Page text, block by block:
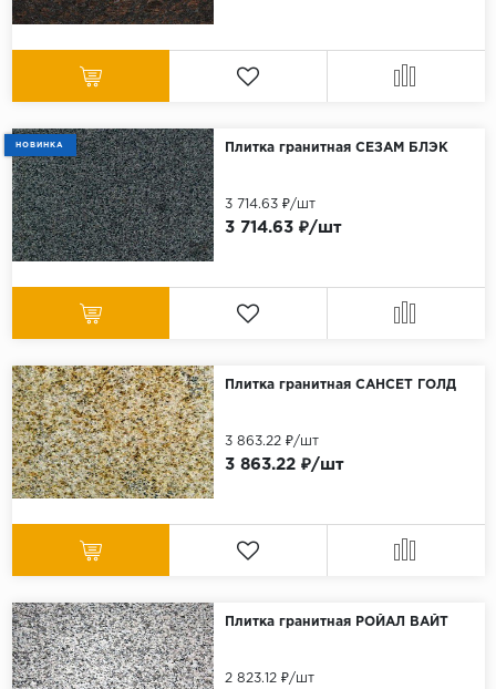
НОВИНКА Плитка гранитная СЕЗАМ БЛЭК
3 714.63 ₽/шт
3 714.63 ₽/шт
Плитка гранитная САНСЕТ ГОЛД
3 863.22 ₽/шт
3 863.22 ₽/шт
Плитка гранитная РОЙАЛ ВАЙТ
2 823.12 ₽/шт